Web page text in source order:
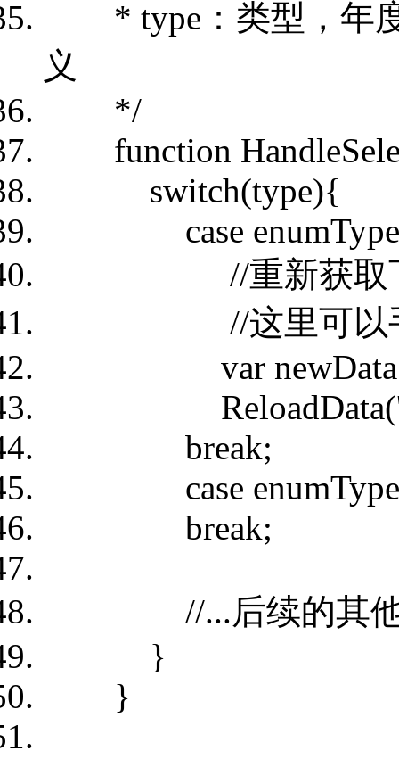
* type：类型，年度
义
*/
function
switch(type){
case
//重新获取下
//这里可以手动
var newData =
break;
case
break;
//...后续的其他
}
}